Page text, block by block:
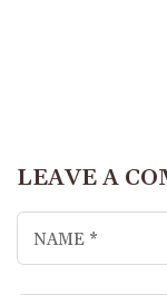
LEAVE A